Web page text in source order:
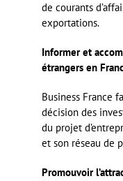
de courants
exportations.
Informer et
étrangers en
Business France
décision des
du projet
et son réseau de
Promouvoir